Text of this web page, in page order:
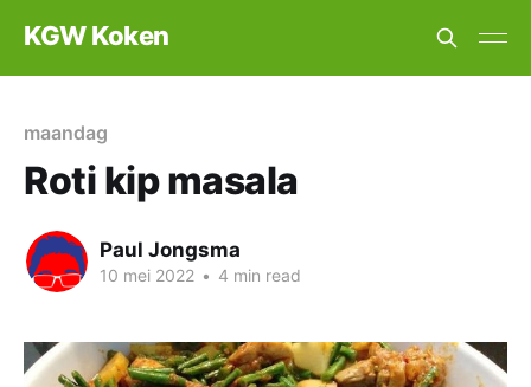
KGW Koken
maandag
Roti kip masala
Paul Jongsma
10 mei 2022 • 4 min read